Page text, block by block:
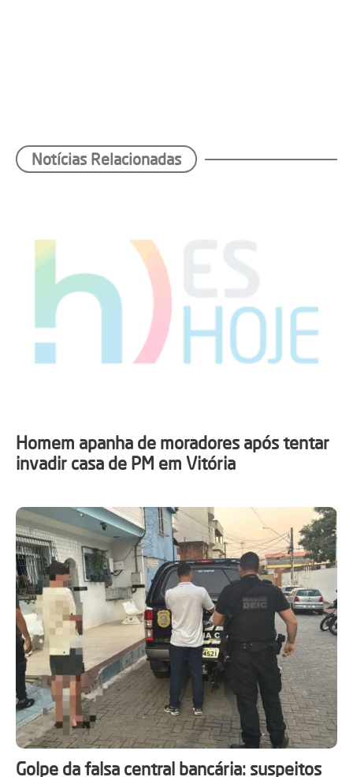
Notícias Relacionadas
Homem apanha de moradores após tentar
invadir casa de PM em Vitória
Golpe da falsa central bancária: suspeitos